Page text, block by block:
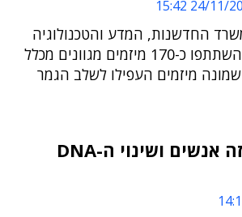
24/11/2025
החדשנות, המדע והטכנולוגיה
ונציבות שירות המדינה - השתתפו כ-170 מיזמים מגוונים מכלל
מיזמים העפילו לשלב הגמר
"מסע ה-AI – בסוף זה אנשים ושינוי ה-DNA